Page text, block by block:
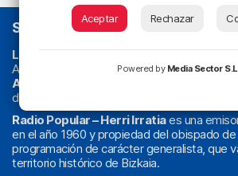
SOBRE NOSOTROS
La radio sin cadenas. Desde 1960
Actualidad y
podcastdeBilbaoyBizkaia,
Athletic
deportes, sociedad, cultura, política, religión
Radio Popular – Herri Irratiaes una
en el año 1960 y propiedad del obispado de
programación de carácter generalista, que
territorio histórico de Bizkaia.
Aceptar Rechazar
Powered by Media Sector